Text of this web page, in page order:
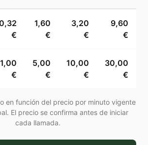
€
1,60
€
3,20
€
9,60
€
1,00
€
5,00
€
10,00
€
30,00
€
en función del precio por minuto vigente
El precio se confirma antes de iniciar
cada llamada.